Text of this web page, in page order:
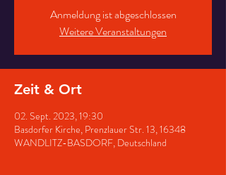
Anmeldung ist abgeschlossen
Weitere Veranstaltungen
Zeit & Ort
02. Sept. 2023, 19:30
Basdorfer Kirche, Prenzlauer Str. 13, 16348
WANDLITZ-BASDORF, Deutschland